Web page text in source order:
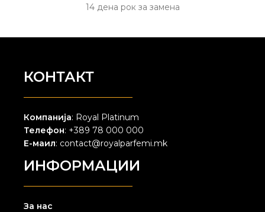
14 дена рок за замена
КОНТАКТ
Компанија: Royal Platinum
Телефон: +389 78 000 000
Е-маил: contact@royalparfemi.mk
ИНФОРМАЦИИ
За нас